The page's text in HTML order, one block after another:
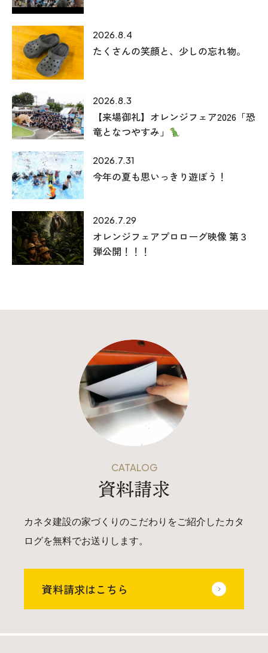
土地･空き家 不動産相談
移住と暮らし相談
資料請求
お問い合わせ
本社
〒941-0062 新潟県糸魚川市中央2-4-2
上越店
〒942-0072 新潟県上越市栄町2-11-40 1F
025-530-6711 (上越店)
0120-696-711 (フリーダイヤル)
2026.8.4
たくさんの笑顔と、少しの忘れ物。
2026.8.3
【来場御礼】オレンジフェア2026「恐
竜となつやすみ」
2026.7.31
今年の夏も思いっきり遊ぼう！
2026.7.29
オレンジフェアプロローグ映像 第３
弾公開！！！
CATALOG
資料請求
カネタ建設の家づくりのこだわりをご紹介したカタ
ログを無料でお送りします。
資料請求はこちら